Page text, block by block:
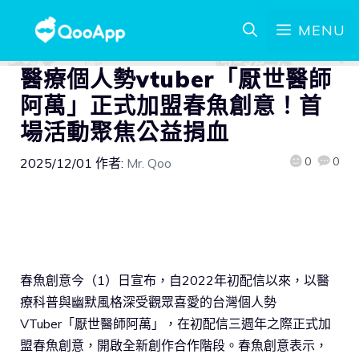
MENU
醫療個人勢vtuber「厭世醫師
阿萬」正式加盟春魚創意！首
場活動聚焦公益捐血
2025/12/01 作者: Mr. Qoo 0 0
春魚創意今（1）日宣布，自2022年初配信以來，以醫
療科普與幽默風格深受觀眾喜愛的台灣個人勢
VTuber「厭世醫師阿萬」，在初配信三週年之際正式加
盟春魚創意，開啟全新創作合作階段。春魚創意表示，